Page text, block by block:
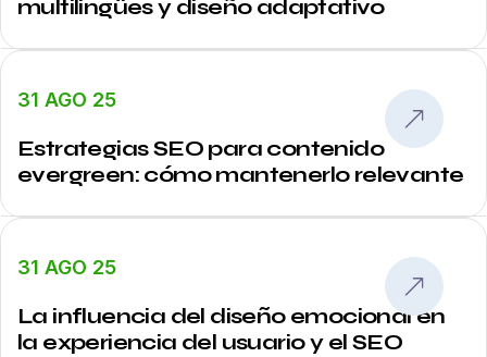
multilingües y diseño adaptativo
31 AGO 25
Estrategias SEO para contenido
evergreen: cómo mantenerlo relevante
31 AGO 25
La influencia del diseño emocional en
la experiencia del usuario y el SEO